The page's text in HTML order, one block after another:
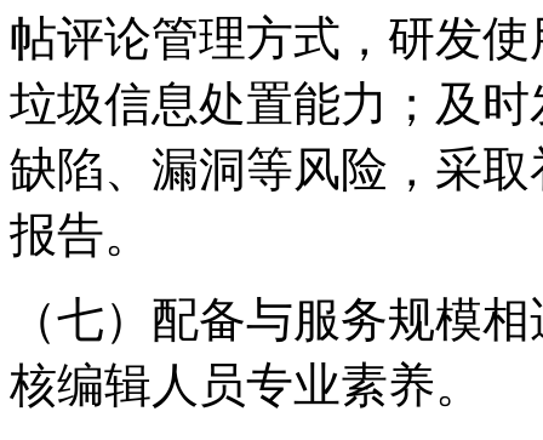
帖评论管理方式，研发
垃圾信息处置能力；及
缺陷、漏洞等风险，采
报告。
（七）配备与服务规模
核编辑人员专业素养。